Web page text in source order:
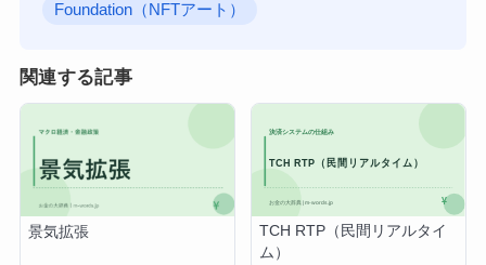
Foundation（NFTアート）
関連する記事
景気拡張
TCH RTP（民間リアルタイ
ム）